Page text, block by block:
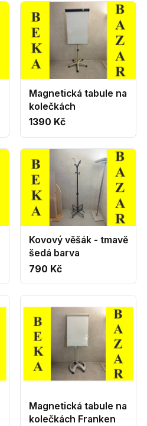
Magnetická tabule na
kolečkách
1390 Kč
Kovový věšák - tmavě
šedá barva
790 Kč
Magnetická tabule na
kolečkách Franken